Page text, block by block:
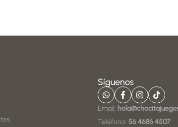
Síguenos
Email:
Teléfono:56 4686 4507